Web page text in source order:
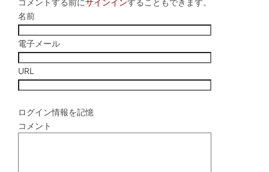
名前
電子メール
URL
ログイン情報を記憶
コメント